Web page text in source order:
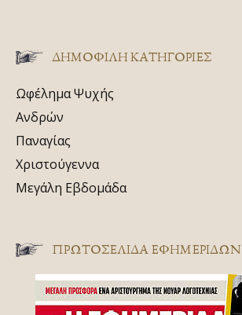
ΔΗΜΟΦΙΛΗ ΚΑΤΗΓΟΡΙΕΣ
Ωφέλημα Ψυχής
Ανδρών
Παναγίας
Χριστούγεννα
Μεγάλη Εβδομάδα
ΠΡΩΤΟΣΈΛΙΔΑ ΕΦΗΜΕΡΊΔΩΝ